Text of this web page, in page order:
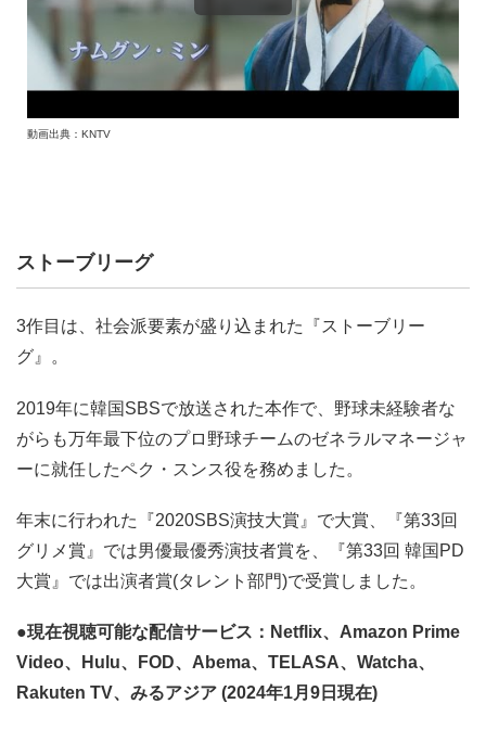
動画出典：KNTV
ストーブリーグ
3作目は、社会派要素が盛り込まれた『ストーブリー
グ』。
2019年に韓国SBSで放送された本作で、野球未経験者な
がらも万年最下位のプロ野球チームのゼネラルマネージャ
ーに就任したペク・スンス役を務めました。
年末に行われた『2020SBS演技大賞』で大賞、『第33回
グリメ賞』では男優最優秀演技者賞を、『第33回 韓国PD
大賞』では出演者賞(タレント部門)で受賞しました。
●現在視聴可能な配信サービス：Netflix、Amazon Prime
Video、Hulu、FOD、Abema、TELASA、Watcha、
Rakuten TV、みるアジア (2024年1月9日現在)